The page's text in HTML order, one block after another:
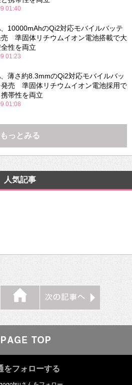
01:40
10000mAhのQi2対応モバイルバッテ
売 準固体リチウムイオン電池搭載で大
性を両立
01:23
薄さ約8.3mmのQi2対応モバイルバッ
発売 準固体リチウムイオン電池採用で
帯性を両立
01:08
もっとみる
人気記事
をフォローする